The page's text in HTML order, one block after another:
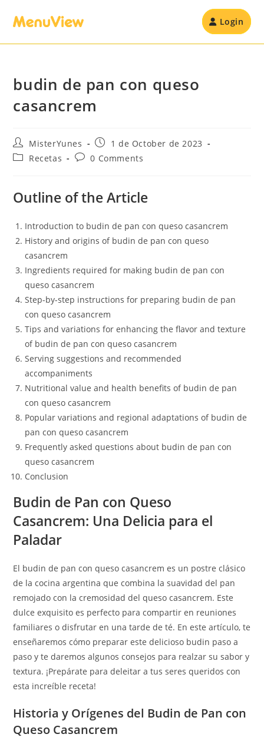
Login
budin de pan con queso
casancrem
MisterYunes
1 de October de 2023
Recetas
0 Comments
Outline of the Article
Introduction to budin de pan con queso casancrem
History and origins of budin de pan con queso
casancrem
Ingredients required for making budin de pan con
queso casancrem
Step-by-step instructions for preparing budin de pan
con queso casancrem
Tips and variations for enhancing the flavor and texture
of budin de pan con queso casancrem
Serving suggestions and recommended
accompaniments
Nutritional value and health benefits of budin de pan
con queso casancrem
Popular variations and regional adaptations of budin de
pan con queso casancrem
Frequently asked questions about budin de pan con
queso casancrem
Conclusion
Budin de Pan con Queso
Casancrem: Una Delicia para el
Paladar
El budin de pan con queso casancrem es un postre clásico
de la cocina argentina que combina la suavidad del pan
remojado con la cremosidad del queso casancrem. Este
dulce exquisito es perfecto para compartir en reuniones
familiares o disfrutar en una tarde de té. En este artículo, te
enseñaremos cómo preparar este delicioso budin paso a
paso y te daremos algunos consejos para realzar su sabor y
textura. ¡Prepárate para deleitar a tus seres queridos con
esta increíble receta!
Historia y Orígenes del Budin de Pan con
Queso Casancrem